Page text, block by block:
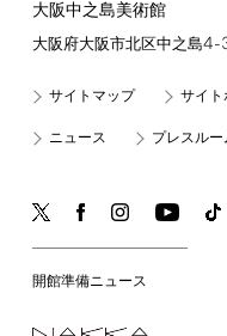
大阪中之島美術館
大阪府大阪市北区中之島4-
サイトマップ サイト
ニュース プレスルー
開館準備ニュース